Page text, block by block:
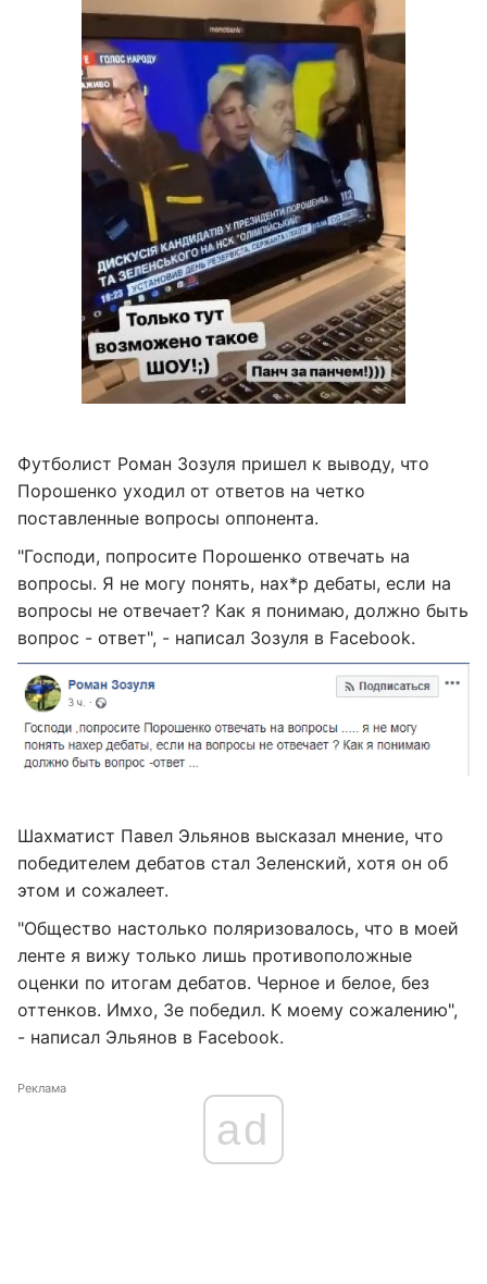
Футболист Роман Зозуля пришел к выводу, что
Порошенко уходил от ответов на четко
поставленные вопросы оппонента.
"Господи, попросите Порошенко отвечать на
вопросы. Я не могу понять, нах*р дебаты, если на
вопросы не отвечает? Как я понимаю, должно быть
вопрос - ответ", - написал Зозуля в Facebook.
Шахматист Павел Эльянов высказал мнение, что
победителем дебатов стал Зеленский, хотя он об
этом и сожалеет.
"Общество настолько поляризовалось, что в моей
ленте я вижу только лишь противоположные
оценки по итогам дебатов. Черное и белое, без
оттенков. Имхо, Зе победил. К моему сожалению",
- написал Эльянов в Facebook.
Реклама
ad